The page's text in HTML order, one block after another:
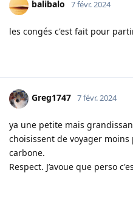
balibalo 7 févr. 2024
les congés c'est fait pour
Greg1747 7 févr. 2024
ya une petite mais
choisissent de voyager
carbone.
Respect. J’avoue que perso